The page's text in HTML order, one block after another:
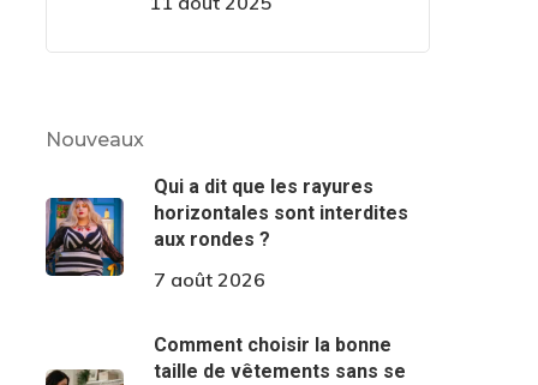
Nouveaux
Qui a dit que les rayures
horizontales sont interdites
aux rondes ?
7 août 2026
Comment choisir la bonne
taille de vêtements sans se